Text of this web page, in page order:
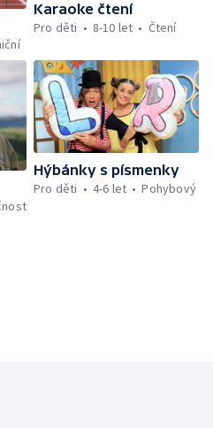
Karaoke čtení
Pro děti
8-10 let Čtení
Hýbánky s písmenky
Pro děti
4-6 let Pohybový